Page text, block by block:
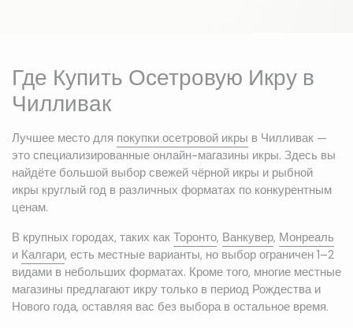
Где Купить Осетровую Икру в
Чилливак
Лучшее место для покупки осетровой икры в Чилливак —
это специализированные онлайн-магазины икры. Здесь вы
найдёте большой выбор свежей чёрной икры и рыбной
икры круглый год в различных форматах по конкурентным
ценам.
В крупных городах, таких как Торонто, Ванкувер, Монреаль
и Калгари, есть местные варианты, но выбор ограничен 1–2
видами в небольших форматах. Кроме того, многие местные
магазины предлагают икру только в период Рождества и
Нового года, оставляя вас без выбора в остальное время.